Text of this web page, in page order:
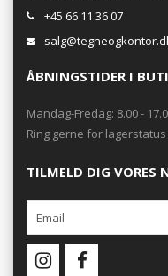
+45 66 11 36 07
ÅBNINGSTIDER I
Mandag-Fredag: 8.00 -
Ring gerne for
TILMELD DIG VORES